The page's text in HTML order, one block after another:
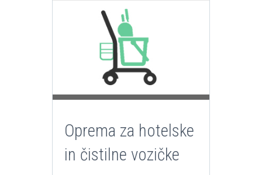
Oprema za hotelske
in čistilne vozičke